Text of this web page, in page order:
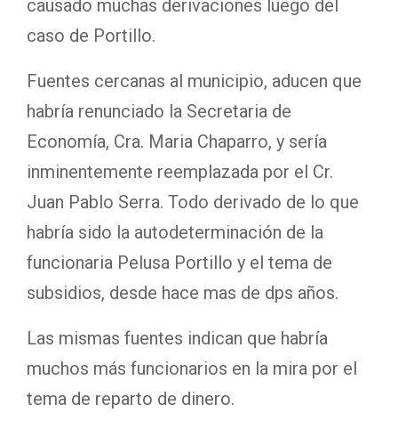
causado muchas derivaciones luego del
caso de Portillo.
Fuentes cercanas al municipio, aducen que
habría renunciado la Secretaria de
Economía, Cra. Maria Chaparro, y sería
inminentemente reemplazada por el Cr.
Juan Pablo Serra. Todo derivado de lo que
habría sido la autodeterminación de la
funcionaria Pelusa Portillo y el tema de
subsidios, desde hace mas de dps años.
Las mismas fuentes indican que habría
muchos más funcionarios en la mira por el
tema de reparto de dinero.